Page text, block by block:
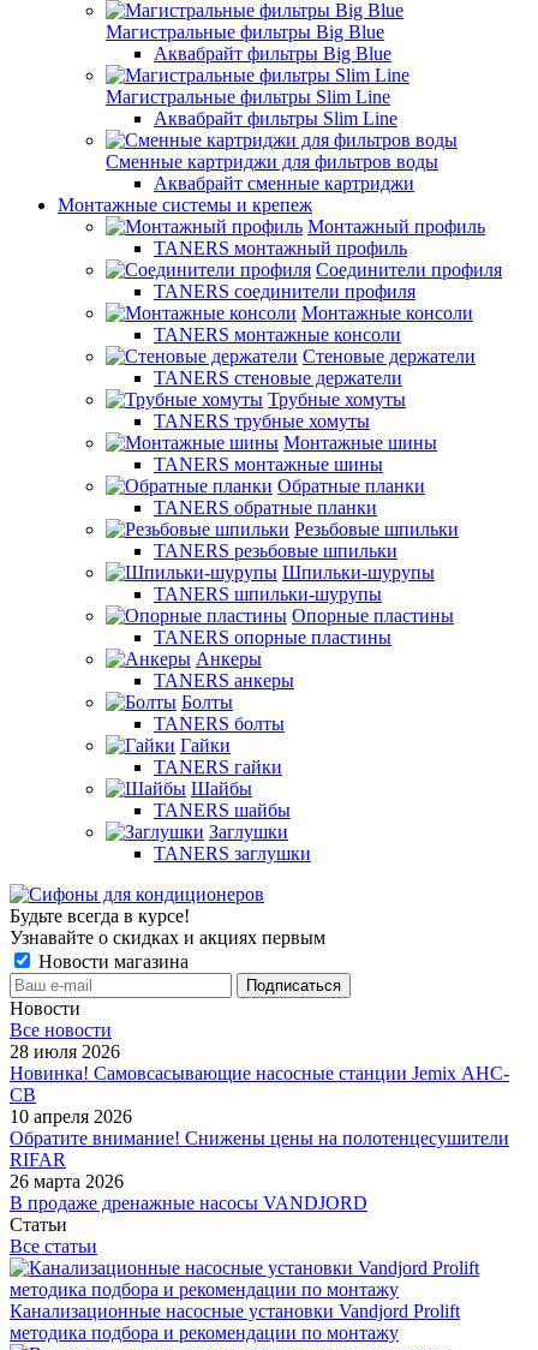
Магистральные фильтры Big Blue
Аквабрайт фильтры Big Blue
Магистральные фильтры Slim Line
Аквабрайт фильтры Slim Line
Сменные картриджи для фильтров воды
Аквабрайт сменные картриджи
Монтажные системы и крепеж
Монтажный профиль
TANERS монтажный профиль
Соединители профиля
TANERS соединители профиля
Монтажные консоли
TANERS монтажные консоли
Стеновые держатели
TANERS стеновые держатели
Трубные хомуты
TANERS трубные хомуты
Монтажные шины
TANERS монтажные шины
Обратные планки
TANERS обратные планки
Резьбовые шпильки
TANERS резьбовые шпильки
Шпильки-шурупы
TANERS шпильки-шурупы
Опорные пластины
TANERS опорные пластины
Анкеры
TANERS анкеры
Болты
TANERS болты
Гайки
TANERS гайки
Шайбы
TANERS шайбы
Заглушки
TANERS заглушки
Будьте всегда в курсе!
Узнавайте о скидках и акциях первым
Новости магазина
Новости
Все новости
28 июля 2026
Новинка! Самовсасывающие насосные станции Jemix АНС-
СВ
10 апреля 2026
Обратите внимание! Снижены цены на полотенцесушители
RIFAR
26 марта 2026
В продаже дренажные насосы VANDJORD
Статьи
Все статьи
Канализационные насосные установки Vandjord Prolift
методика подбора и рекомендации по монтажу